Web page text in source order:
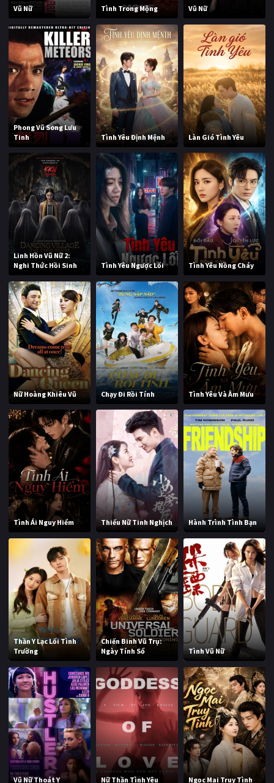
Vũ Nữ Tình Trong Mộng Vũ Nữ
Phong Vũ Song Lưu
Tinh
Tình Yêu Định Mệnh Làn Gió Tình Yêu
Linh Hồn Vũ Nữ 2:
Nghi Thức Hồi Sinh
Tình Yêu Ngược Lối Tình Yêu Nồng Cháy
Nữ Hoàng Khiêu Vũ Chạy Đi Rồi Tính Tình Yêu Và Âm Mưu
Tình Ái Nguy Hiểm Thiếu Nữ Tinh Nghịch Hành Trình Tình Bạn
Thần Y Lạc Lối Tình
Trường
Chiến Binh Vũ Trụ:
Ngày Tính Sổ
Tình Vũ Nữ
Vũ Nữ Thoát Y Nữ Thần Tình Yêu Ngọc Mai Truy Tình